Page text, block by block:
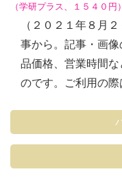
（学研プラス、１５４０円
（２０２１年８月
事から。記事・画
品価格、営業時間
のです。ご利用の際